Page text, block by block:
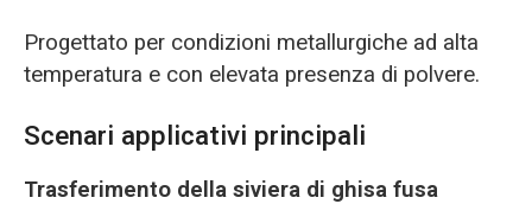
Progettato per condizioni metallurgiche ad alta
temperatura e con elevata presenza di polvere.
Scenari applicativi principali
Trasferimento della siviera di ghisa fusa